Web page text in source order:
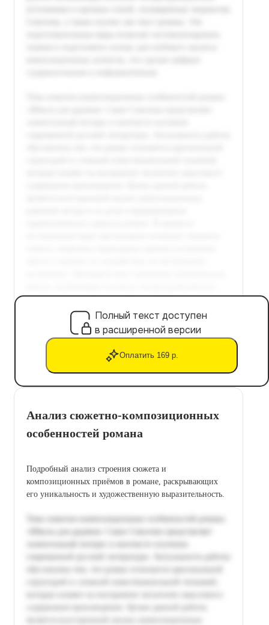
Полный текст доступен
в расширенной версии
Оплатить 169 р.
Анализ сюжетно-композиционных
особенностей романа
Подробный анализ строения сюжета и
композиционных приёмов в романе, раскрывающих
его уникальность и художественную выразительность.